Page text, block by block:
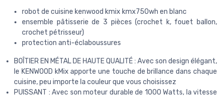
robot de cuisine kenwood kmix kmx750wh en blanc
ensemble pâtisserie de 3 pièces (crochet k, fouet ballon,
crochet pétrisseur)
protection anti-éclaboussures
BOÎTIER EN MÉTAL DE HAUTE QUALITÉ : Avec son design élégant,
le KENWOOD kMix apporte une touche de brillance dans chaque
cuisine, peu importe la couleur que vous choisissez
PUISSANT : Avec son moteur durable de 1000 Watts, la vitesse